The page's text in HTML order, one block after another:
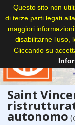
Saint
autonomo
Questo sito non
di terze parti legati
maggiori
disabilitarne l'uso,
Cliccando su